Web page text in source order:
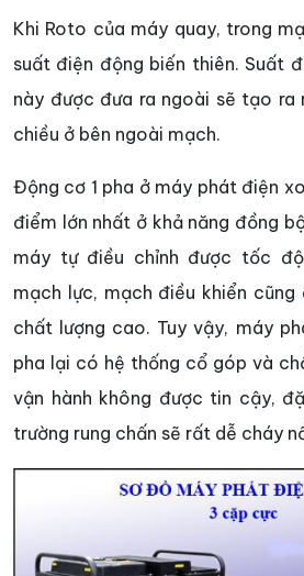
Khi Roto của máy quay, trong
suất điện động biến thiên. Suất
này được đưa ra ngoài sẽ tạo
chiều ở bên ngoài mạch.
Động cơ 1 pha ở máy phát điện
điểm lớn nhất ở khả năng đồng
máy tự điều chỉnh được tốc
mạch lực, mạch điều khiển
chất lượng cao. Tuy vậy, máy
pha lại có hệ thống cổ góp và
vận hành không được tin cậy,
trường rung chấn sẽ rất dễ cháy